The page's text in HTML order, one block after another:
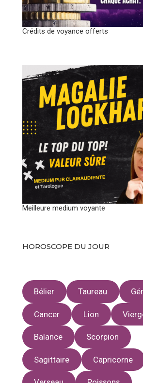
Crédits de voyance offerts
Meilleure medium voyante
HOROSCOPE DU JOUR
Bélier Taureau
Cancer Lion
Balance Scorpion
Sagittaire Capricorne